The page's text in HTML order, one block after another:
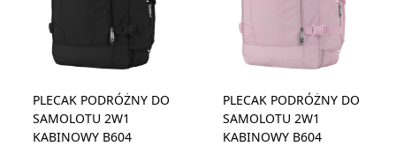
PLECAK PODRÓŻNY DO
SAMOLOTU 2W1
KABINOWY B604
PLECAK PODRÓŻNY DO
SAMOLOTU 2W1
KABINOWY B604